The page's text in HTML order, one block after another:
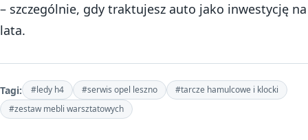
– szczególnie, gdy traktujesz auto jako inwestycję na
lata.
Tagi: #ledy h4 #serwis opel leszno
#tarcze hamulcowe i klocki
#zestaw mebli warsztatowych